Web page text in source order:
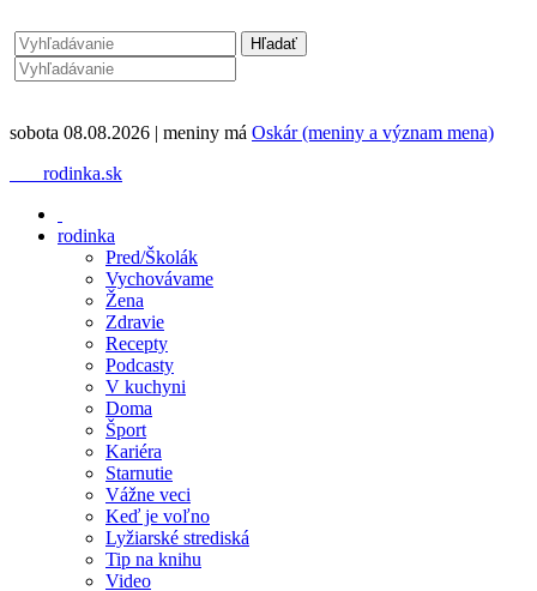
sobota 08.08.2026 | meniny má Oskár (meniny a význam mena)
rodinka.sk
rodinka
Pred/Školák
Vychovávame
Žena
Zdravie
Recepty
Podcasty
V kuchyni
Doma
Šport
Kariéra
Starnutie
Vážne veci
Keď je voľno
Lyžiarské strediská
Tip na knihu
Video